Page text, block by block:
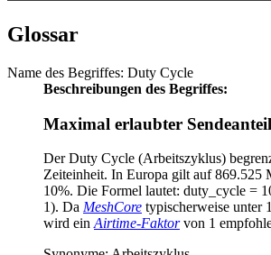
Glossar
Name des Begriffes: Duty Cycle
Beschreibungen des Begriffes:
Maximal erlaubter
Der Duty Cycle (Arbeitszyklus)
Zeiteinheit. In Europa gilt auf 869.525
10%. Die Formel lautet: duty_cycle =
1). Da MeshCore typischerweise unter
wird ein Airtime-Faktorvon 1